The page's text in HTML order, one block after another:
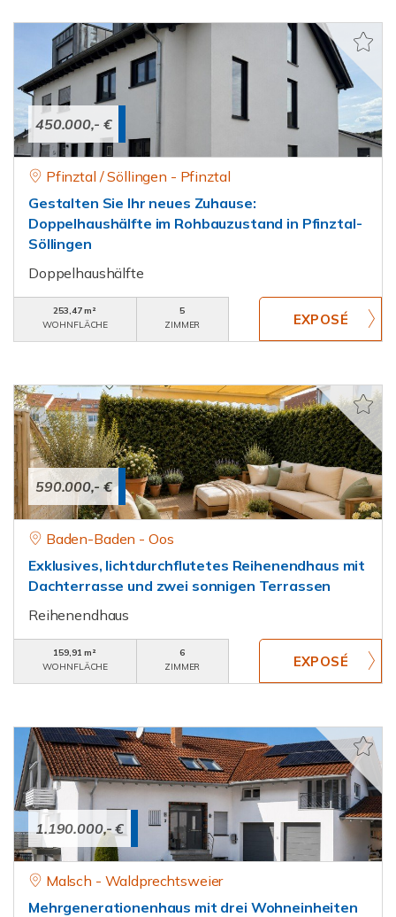
450.000,- €
Pfinztal / Söllingen - Pfinztal
Gestalten Sie Ihr neues Zuhause:
Doppelhaushälfte im Rohbauzustand in Pfinztal-
Söllingen
Doppelhaushälfte
253,47 m²
WOHNFLÄCHE
5
ZIMMER
590.000,- €
Baden-Baden - Oos
Exklusives, lichtdurchflutetes Reihenendhaus mit
Dachterrasse und zwei sonnigen Terrassen
Reihenendhaus
159,91 m²
WOHNFLÄCHE
6
ZIMMER
1.190.000,- €
Malsch - Waldprechtsweier
Mehrgenerationenhaus mit drei Wohneinheiten